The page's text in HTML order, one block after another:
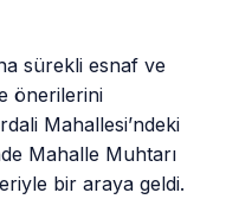
sürekli esnaf ve
önerilerini
Mahallesi’ndeki
Mahalle Muhtarı
bir araya geldi.